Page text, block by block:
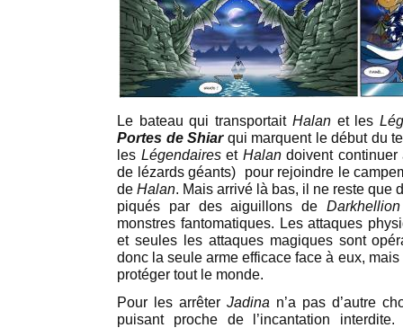
Le bateau qui transportait Halanet les
Portes de Shiarqui marquent le début du
les Légendaireset Halandoivent
de lézards géants) pour rejoindre le
de Halan. Mais arrivé là bas, il ne reste que
piqués par des aiguillons de Darkhellion
monstres fantomatiques. Les attaques
et seules les attaques magiques sont
donc la seule arme efficace face à eux, mais
protéger tout le monde.
Pour les arrêter Jadina n’a pas d’autre
puisant proche de l’incantation